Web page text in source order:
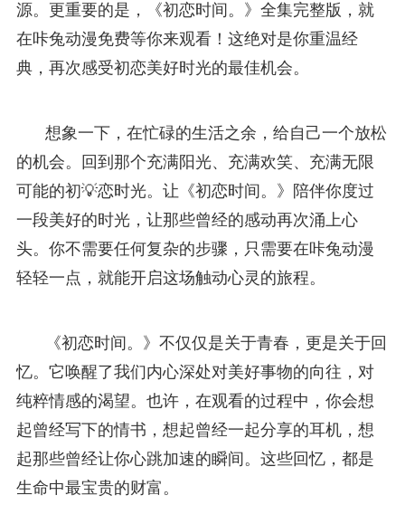
源。更重要的是，《初恋时间。》全集完整版，就
在咔兔动漫免费等你来观看！这绝对是你重温经
典，再次感受初恋美好时光的最佳机会。
想象一下，在忙碌的生活之余，给自己一个放松
的机会。回到那个充满阳光、充满欢笑、充满无限
可能的初💡恋时光。让《初恋时间。》陪伴你度过
一段美好的时光，让那些曾经的感动再次涌上心
头。你不需要任何复杂的步骤，只需要在咔兔动漫
轻轻一点，就能开启这场触动心灵的旅程。
《初恋时间。》不仅仅是关于青春，更是关于回
忆。它唤醒了我们内心深处对美好事物的向往，对
纯粹情感的渴望。也许，在观看的过程中，你会想
起曾经写下的情书，想起曾经一起分享的耳机，想
起那些曾经让你心跳加速的瞬间。这些回忆，都是
生命中最宝贵的财富。